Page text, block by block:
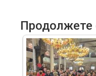
Продолжете